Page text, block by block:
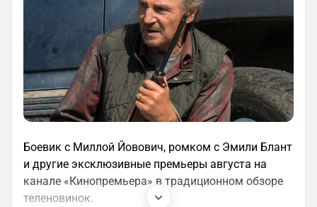
Боевик с Миллой Йовович, ромком с Эмили Блант
и другие эксклюзивные премьеры августа на
канале «Кинопремьера» в традиционном обзоре
теленовинок.